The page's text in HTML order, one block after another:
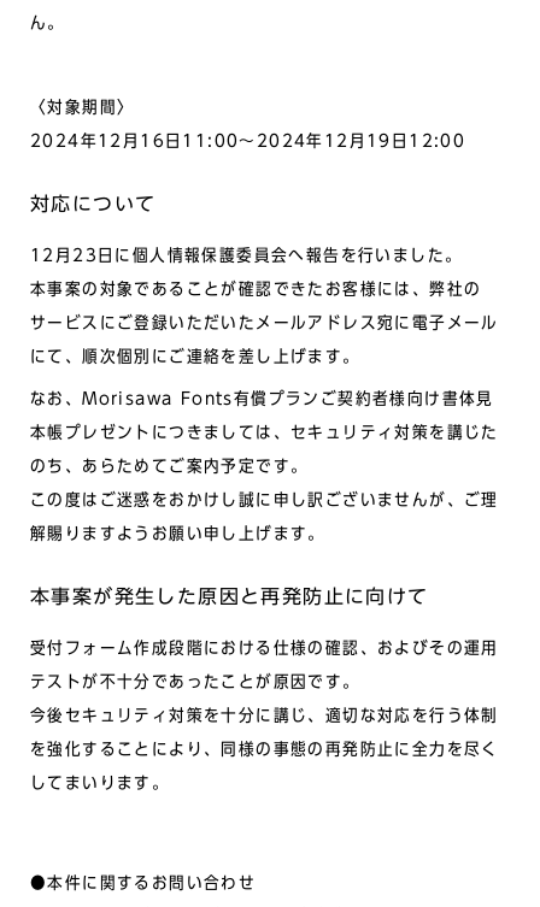
ん。
〈対象期間〉
2024年12月16日11:00～2024年12月19日12:00
対応について
12月23日に個人情報保護委員会へ報告を行いました。
本事案の対象であることが確認できたお客様には、弊社の
サービスにご登録いただいたメールアドレス宛に電子メール
にて、順次個別にご連絡を差し上げます。
なお、Morisawa Fonts有償プランご契約者様向け書体見
本帳プレゼントにつきましては、セキュリティ対策を講じた
のち、あらためてご案内予定です。
この度はご迷惑をおかけし誠に申し訳ございませんが、ご理
解賜りますようお願い申し上げます。
本事案が発生した原因と再発防止に向けて
受付フォーム作成段階における仕様の確認、およびその運用
テストが不十分であったことが原因です。
今後セキュリティ対策を十分に講じ、適切な対応を行う体制
を強化することにより、同様の事態の再発防止に全力を尽く
してまいります。
●本件に関するお問い合わせ